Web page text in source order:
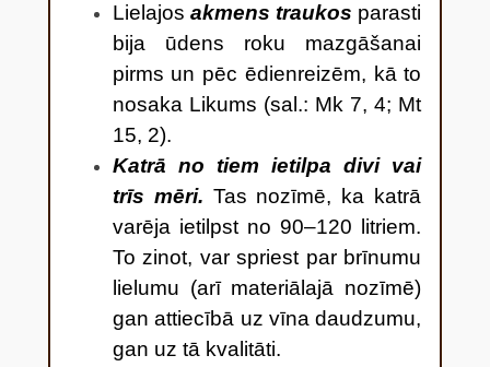
Lielajos akmens traukos parasti
bija ūdens roku mazgāšanai
pirms un pēc ēdienreizēm, kā to
nosaka Likums (sal.: Mk 7, 4; Mt
15, 2).
Katrā no tiem ietilpa divi vai
trīs mēri. Tas nozīmē, ka katrā
varēja ietilpst no 90–120 litriem.
To zinot, var spriest par brīnumu
lielumu (arī materiālajā nozīmē)
gan attiecībā uz vīna daudzumu,
gan uz tā kvalitāti.